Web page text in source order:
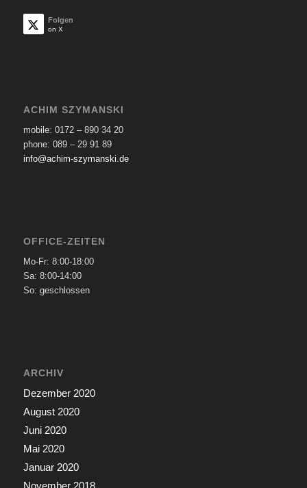
Folgen
on X
ACHIM SZYMANSKI
mobile: 0172 – 890 34 20
phone: 089 – 29 91 89
info@achim-szymanski.de
OFFICE-ZEITEN
Mo-Fr: 8:00-18:00
Sa: 8:00-14:00
So: geschlossen
ARCHIV
Dezember 2020
August 2020
Juni 2020
Mai 2020
Januar 2020
November 2018